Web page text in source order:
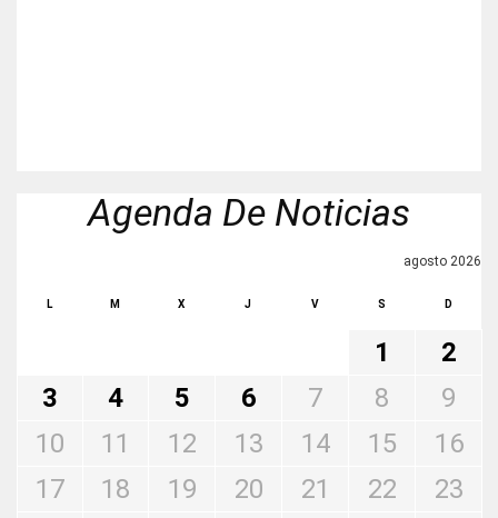
Agenda De Noticias
agosto 2026
L M X J V S D
1
2
3
4 5 6 7 8
9
10
11 12 13 14 15
16
17
18 19 20 21 22
23